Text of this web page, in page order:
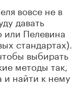
вовсе не в
давать
или Пелевина
стандартах).
выбирать
методы так,
и найти к нему